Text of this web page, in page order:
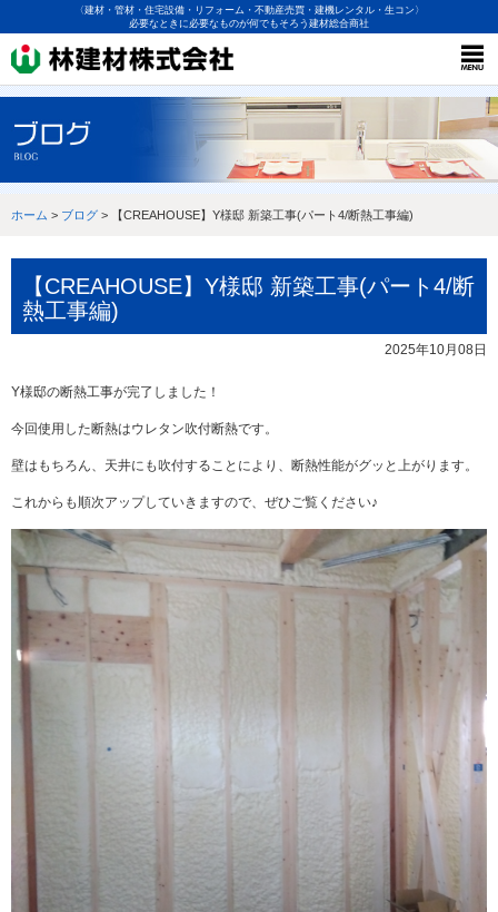
〈建材・管材・住宅設備・リフォーム・不動産売買・建機レンタル・生コン〉
必要なときに必要なものが何でもそろう建材総合商社
ホーム > ブログ > 【CREAHOUSE】Y様邸 新築工事(パート4/断熱工事編)
【CREAHOUSE】Y様邸 新築工事(パート4/断
熱工事編)
2025年10月08日
Y様邸の断熱工事が完了しました！
今回使用した断熱はウレタン吹付断熱です。
壁はもちろん、天井にも吹付することにより、断熱性能がグッと上がります。
これからも順次アップしていきますので、ぜひご覧ください♪